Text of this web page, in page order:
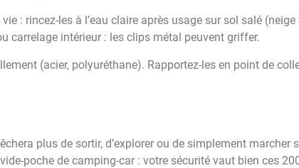
: rincez-les à l’eau claire après usage sur sol salé
carrelage intérieur : les clips métal peuvent griffer.
(acier, polyuréthane). Rapportez-les en point de
plus de sortir, d’explorer ou de simplement marcher
poche de camping-car : votre sécurité vaut bien ces